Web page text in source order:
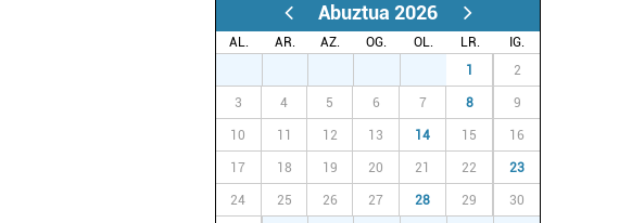
Abuztua 2026
AL. AR. AZ. OG. OL. LR.
IG.
1 2
3 4 5 6 7 8 9
10 11 12 13 14 15 16
17 18 19 20 21 22 23
24 25 26 27 28 29 30